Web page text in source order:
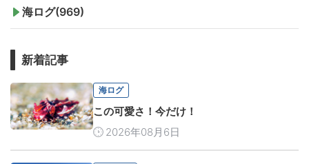
海ログ(969)
新着記事
海ログ
この可愛さ！今だけ！
2026年08月6日